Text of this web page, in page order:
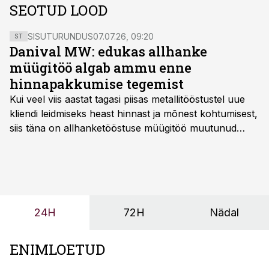
SEOTUD LOOD
ST SISUTURUNDUS07.07.26, 09:20
Danival MW: edukas allhanke
müügitöö algab ammu enne
hinnapakkumise tegemist
Kui veel viis aastat tagasi piisas metallitööstustel uue
kliendi leidmiseks heast hinnast ja mõnest kohtumisest,
siis täna on allhanketööstuse müügitöö muutunud
24H 72H Nädal
ENIMLOETUD